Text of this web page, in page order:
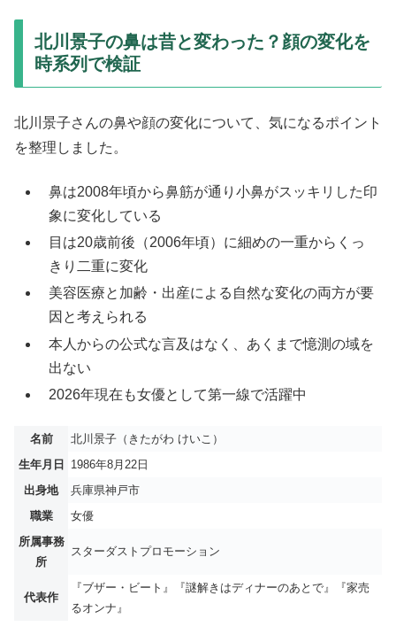
北川景子の鼻は昔と変わった？顔の変化を
時系列で検証
北川景子さんの鼻や顔の変化について、気になるポイント
を整理しました。
鼻は2008年頃から鼻筋が通り小鼻がスッキリした印
象に変化している
目は20歳前後（2006年頃）に細めの一重からくっ
きり二重に変化
美容医療と加齢・出産による自然な変化の両方が要
因と考えられる
本人からの公式な言及はなく、あくまで憶測の域を
出ない
2026年現在も女優として第一線で活躍中
名前
北川景子（きたがわ けいこ）
生年月日
1986年8月22日
出身地
兵庫県神戸市
職業
女優
所属事務
所
スターダストプロモーション
代表作
『ブザー・ビート』『謎解きはディナーのあとで』『家売
るオンナ』